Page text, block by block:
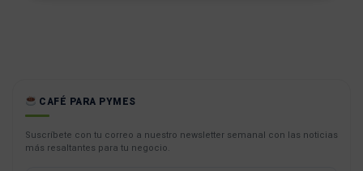
CAFÉ PARA PYMES
Suscríbete con tu correo a nuestro newsletter semanal con las noticias
más resaltantes para tu negocio.